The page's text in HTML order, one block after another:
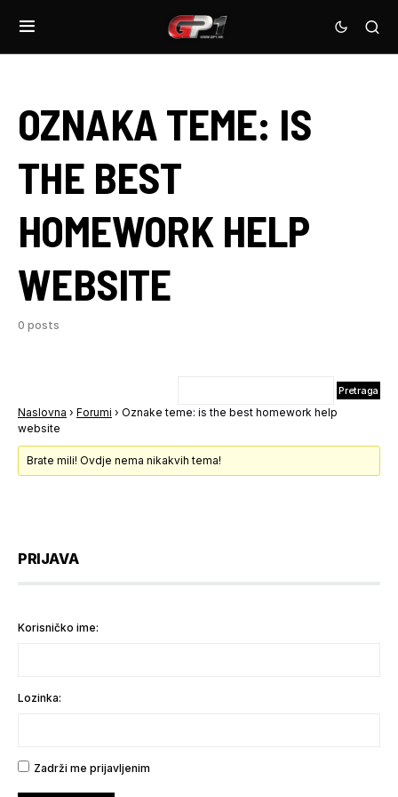
OZNAKA TEME: IS
THE BEST
HOMEWORK HELP
WEBSITE
0 posts
Naslovna › Forumi › Oznake teme: is the best homework help
website
Brate mili! Ovdje nema nikakvih tema!
PRIJAVA
Korisničko ime:
Lozinka:
Zadrži me prijavljenim